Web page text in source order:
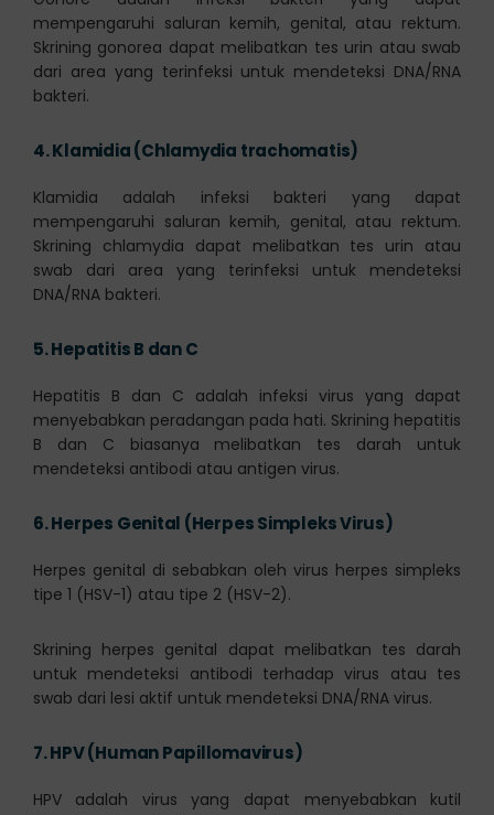
mempengaruhi saluran kemih, genital, atau rektum.
Skrining gonorea dapat melibatkan tes urin atau swab
dari area yang terinfeksi untuk mendeteksi DNA/RNA
bakteri.
4.Klamidia (Chlamydia trachomatis)
Klamidia adalah infeksi bakteri yang dapat
mempengaruhi saluran kemih, genital, atau rektum.
Skrining chlamydia dapat melibatkan tes urin atau
swab dari area yang terinfeksi untuk mendeteksi
DNA/RNA bakteri.
5.Hepatitis B dan C
Hepatitis B dan C adalah infeksi virus yang dapat
menyebabkan peradangan pada hati. Skrining hepatitis
B dan C biasanya melibatkan tes darah untuk
mendeteksi antibodi atau antigen virus.
6.Herpes Genital (Herpes Simpleks Virus)
Herpes genital di sebabkan oleh virus herpes simpleks
tipe 1 (HSV-1) atau tipe 2 (HSV-2).
Skrining herpes genital dapat melibatkan tes darah
untuk mendeteksi antibodi terhadap virus atau tes
swab dari lesi aktif untuk mendeteksi DNA/RNA virus.
7.HPV (Human Papillomavirus)
HPV adalah virus yang dapat menyebabkan kutil